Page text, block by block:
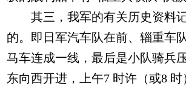
其三，我军的有关历史资料
的。即日军汽车队在前、辎重车
马车连成一线，最后是小队骑兵
东向西开进，上午7 时许（或8